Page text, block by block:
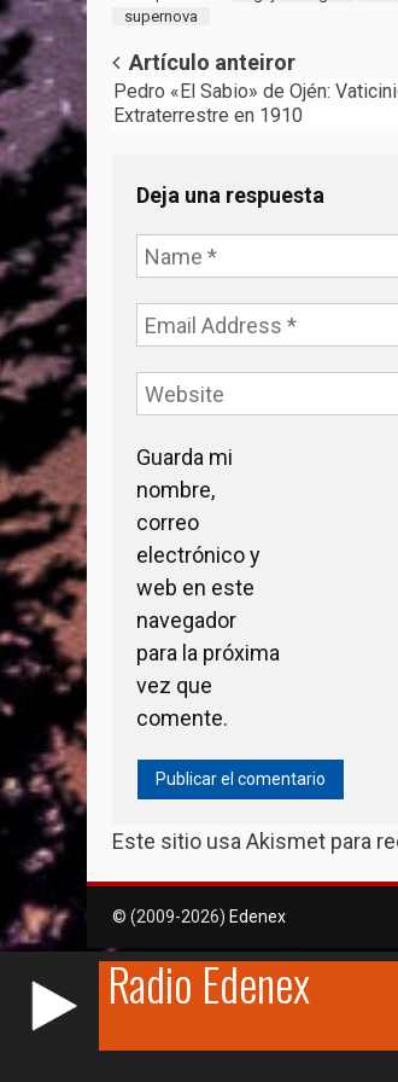
supernova
Post
navigation
Artículo anteiror
Pedro «El Sabio» de Ojén:
Extraterrestre en 1910
Deja una respuesta
Guarda mi
nombre,
correo
electrónico y
web en este
navegador
para la próxima
vez que
comente.
Este sitio usa Akismet para
RCAST.NET
© (2009-2026) Edenex